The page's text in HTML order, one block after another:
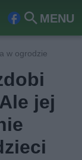
MENU
Fa
ook
Szu
w ogrodzie
jej